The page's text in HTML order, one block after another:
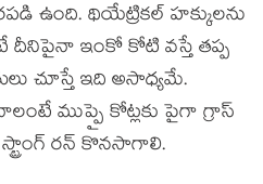
ఉంది. థియేట్రికల్ హక్కులను
దీనిపైనా ఇంకో కోటి వస్తే తప్ప
చూస్తే ఇది అసాధ్యమే.
ముప్పై కోట్లకు పైగా గ్రాస్
రన్ కొనసాగాలి.